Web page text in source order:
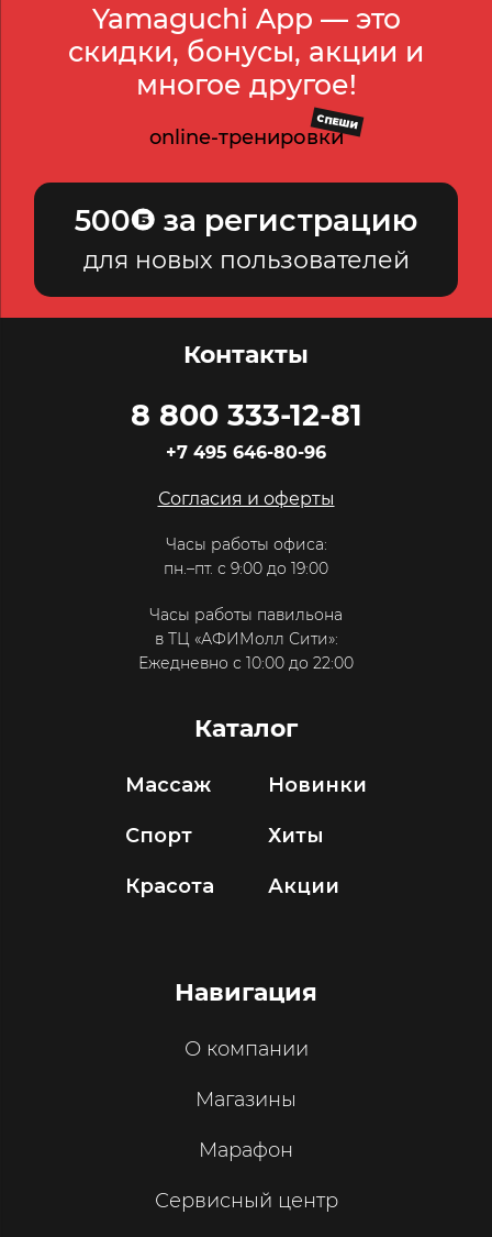
Yamaguchi App — это
скидки, бонусы, акции и
многое другое!
online-тренировки
СПЕШИ
500 за регистрацию
для новых пользователей
Контакты
8 800 333-12-81
+7 495 646-80-96
Согласия и оферты
Часы работы офиса:
пн.–пт. с 9:00 до 19:00
Часы работы павильона
в ТЦ «АФИМолл Сити»:
Ежедневно с 10:00 до 22:00
Каталог
Массаж
Спорт
Красота
Новинки
Хиты
Акции
Навигация
О компании
Магазины
Марафон
Сервисный центр